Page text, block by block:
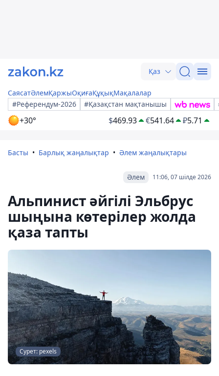
Қаз
СаясатӘлемҚаржыОқиғаҚұқықМақалалар
#Референдум-2026
#Қазақстан мақтанышы
+30° $469.93 €541.64 ₽5.71
Басты Барлық жаңалықтар Әлем жаңалықтары
11:06, 07 шілде 2026
Әлем
Альпинист әйгілі Эльбрус
шыңына көтерілер жолда
қаза тапты
Сурет: pexels